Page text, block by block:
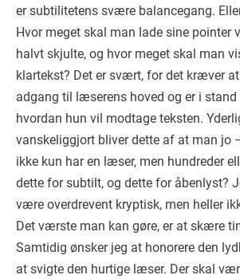
er subtilitetens svære balancegang.
Hvor meget skal man lade sine pointer
halvt skjulte, og hvor meget skal man
klartekst? Det er svært, for det kræver
adgang til læserens hoved og er i
hvordan hun vil modtage teksten.
vanskeliggjort bliver dette af at man jo
ikke kun har en læser, men hundreder
dette for subtilt, og dette for åbenlyst?
være overdrevent kryptisk, men heller
Det værste man kan gøre, er at skære
Samtidig ønsker jeg at honorere den
at svigte den hurtige læser. Der skal